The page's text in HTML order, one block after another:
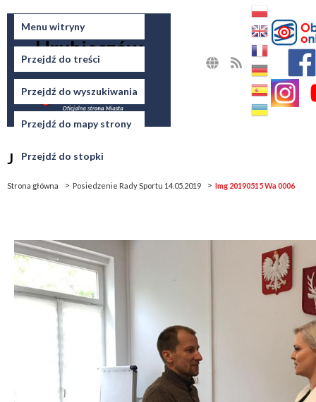
Menu witryny
Przejdź do treści
Przejdź do wyszukiwania
Przejdź do mapy strony
Przejdź do stopki
Miasto
Hrubieszów
Jesteś tutaj
Strona główna Posiedzenie Rady Sportu 14.05.2019 Img 20190515 Wa 0006